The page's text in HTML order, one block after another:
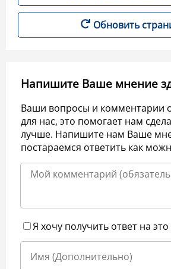
Обновить
Напишите Ваше мнение
Ваши вопросы и комментарии
для нас, это помогает нам
лучше. Напишите нам Ваше
постараемся ответить как
Я хочу получить ответ на